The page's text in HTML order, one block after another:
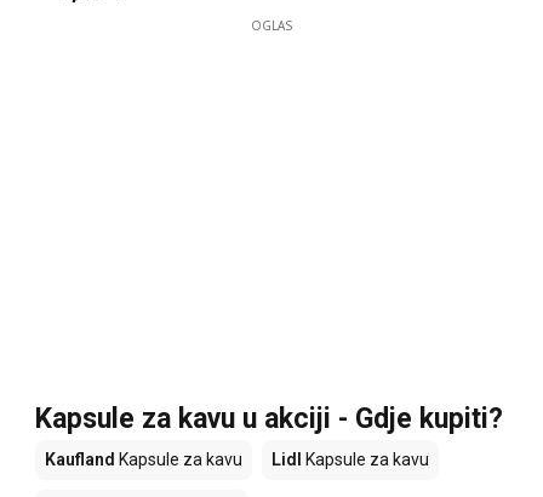
OGLAS
Kapsule za kavu u akciji - Gdje kupiti?
Kaufland Kapsule za kavu Lidl Kapsule za kavu